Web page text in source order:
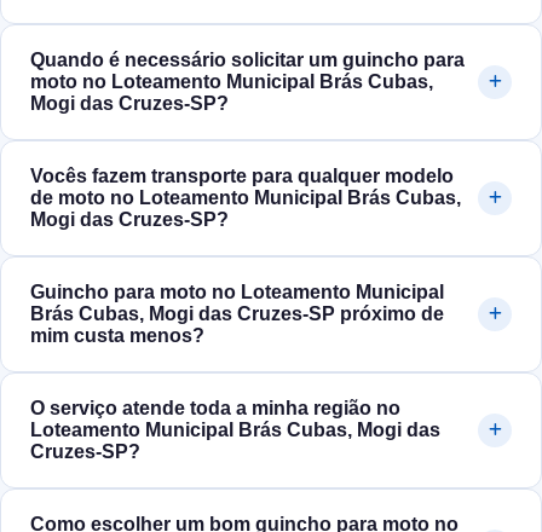
Quando é necessário solicitar um guincho para
moto no Loteamento Municipal Brás Cubas,
Mogi das Cruzes‑SP?
Vocês fazem transporte para qualquer modelo
de moto no Loteamento Municipal Brás Cubas,
Mogi das Cruzes‑SP?
Guincho para moto no Loteamento Municipal
Brás Cubas, Mogi das Cruzes‑SP próximo de
mim custa menos?
O serviço atende toda a minha região no
Loteamento Municipal Brás Cubas, Mogi das
Cruzes‑SP?
Como escolher um bom guincho para moto no